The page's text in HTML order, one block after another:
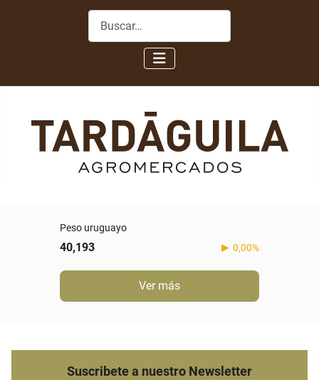
Buscar
Real
5,088 -0,60%
Ver más
Suscribete a nuestro Newsletter